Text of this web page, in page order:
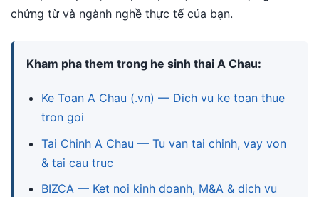
chứng từ và ngành nghề thực tế của bạn.
Kham pha them trong he sinh thai A Chau:
Ke Toan A Chau (.vn) — Dich vu ke toan thue
tron goi
Tai Chinh A Chau — Tu van tai chinh, vay von
& tai cau truc
BIZCA — Ket noi kinh doanh, M&A & dich vu